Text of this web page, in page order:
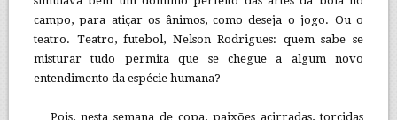
campo, para atiçar os ânimos, como deseja o jogo. Ou o
teatro. Teatro, futebol, Nelson Rodrigues: quem sabe se
misturar tudo permita que se chegue a algum novo
entendimento da espécie humana?
Pois, nesta semana de copa, paixões acirradas, torcidas